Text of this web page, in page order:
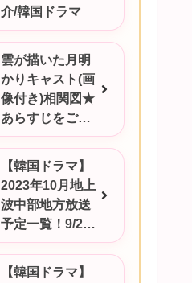
介/韓国ドラマ
雲が描いた月明
かりキャスト(画
像付き)相関図★
あらすじをご紹
介/韓国ドラマ
【韓国ドラマ】
2023年10月地上
波中部地方放送
予定一覧！9/25
更新
【韓国ドラマ】